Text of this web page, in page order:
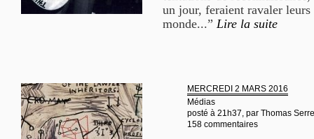
un jour, feraient ravaler
monde...” Lire la suite
MERCREDI 2 MARS 2016
Médias
posté à 21h37, par Thomas
158 commentaires